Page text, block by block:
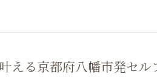
える京都府八幡市発セ